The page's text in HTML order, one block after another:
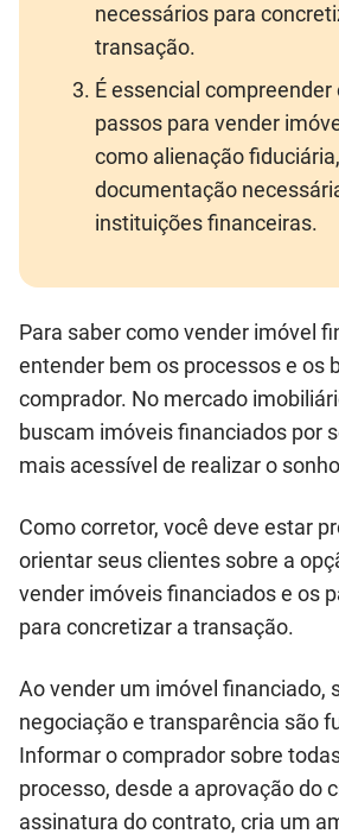
necessários para
transação.
É essencial compreender
passos para vender
como alienação
documentação
instituições financeiras.
Para saber como vender imóvel
entender bem os processos e os
comprador. No mercado
buscam imóveis financiados por
mais acessível de realizar o
Como corretor, você deve estar
orientar seus clientes sobre a
vender imóveis financiados e os
para concretizar a transação.
Ao vender um imóvel financiado,
negociação e transparência são
Informar o comprador sobre
processo, desde a aprovação do
assinatura do contrato, cria um